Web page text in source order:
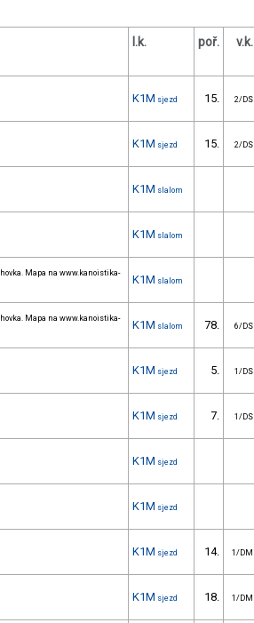
l.k. poř. v.k.
K1M sjezd 15. 2/DS
K1M sjezd 15. 2/DS
K1M slalom
K1M slalom
Mapa na www.kanoistika-
K1M slalom
Mapa na www.kanoistika-
K1M slalom 78. 6/DS
K1M sjezd 5. 1/DS
K1M sjezd 7. 1/DS
K1M sjezd
K1M sjezd
K1M sjezd 14. 1/DM
K1M sjezd 18. 1/DM